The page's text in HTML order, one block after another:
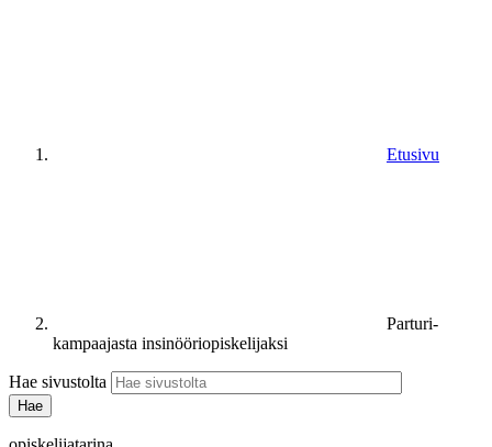
Etusivu
Parturi-
kampaajasta insinööriopiskelijaksi
Hae sivustolta